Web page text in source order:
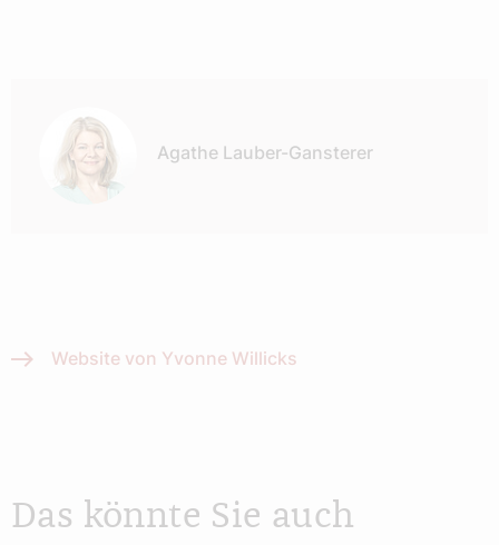
Agathe Lauber-Gansterer
Website von Yvonne Willicks
Das könnte Sie auch